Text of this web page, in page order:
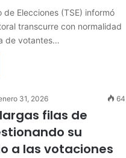
de Elecciones (TSE) informó
transcurre con normalidad
de votantes…
31, 2026 64
filas de
su
a las votaciones